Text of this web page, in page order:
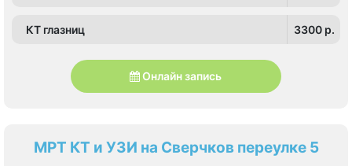
КТ глазниц 3300 p.
Онлайн запись
МРТ КТ и УЗИ на Сверчков переулке 5